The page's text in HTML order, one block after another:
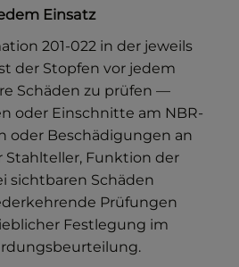
Einsatz
201-022 in der jeweils
der Stopfen vor jedem
Schäden zu prüfen —
oder Einschnitte am NBR-
oder Beschädigungen an
Stahlteller, Funktion der
sichtbaren Schäden
Prüfungen
Festlegung im